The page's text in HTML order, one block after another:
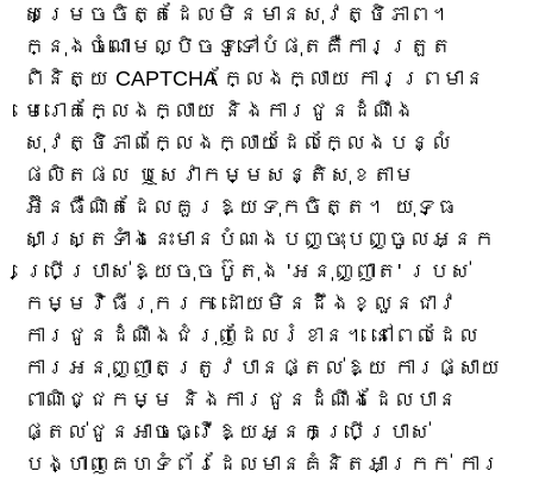
សម្រេចចិត្តដែលមិនមានសុវត្ថិភាព។
ក្នុងចំណោមល្បិចទូទៅបំផុតគឺការត្រួត
ពិនិត្យ CAPTCHA ក្លែងក្លាយ ការព្រមាន
មេរោគក្លែងក្លាយ និងការជូនដំណឹង
សុវត្ថិភាពក្លែងក្លាយដែលក្លែងបន្លំ
ផលិតផល ឬសេវាកម្មសន្តិសុខតាម
អ៊ីនធឺណិតដែលគួរឱ្យទុកចិត្ត។ យុទ្ធ
សាស្ត្រទាំងនេះមានបំណងបញ្ចុះបញ្ចូលអ្នក
ប្រើប្រាស់ឱ្យចុចប៊ូតុង 'អនុញ្ញាត' របស់
កម្មវិធីរុករក ដោយមិនដឹងខ្លួនជាវ
ការជូនដំណឹងជំរុញដែលរំខាន។ នៅពេលដែល
ការអនុញ្ញាតត្រូវបានផ្តល់ឱ្យ ការផ្សាយ
ពាណិជ្ជកម្ម និងការជូនដំណឹងដែលបាន
ផ្តល់ជូនអាចធ្វើឱ្យអ្នកប្រើប្រាស់
បង្ហាញគេហទំព័រដែលមានគំនិតអាក្រក់ ការ